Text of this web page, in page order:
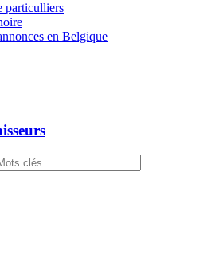
particulliers
en Belgique